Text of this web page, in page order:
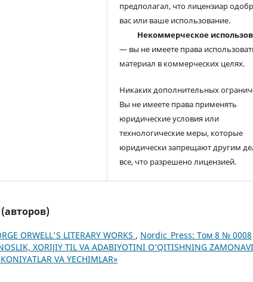
предполагал, что лицензиар
вас или ваше использование.
Некоммерческое
— вы не имеете права
материал в коммерческих целях.
Никаких дополнительных
Вы не имеете права применять
юридические условия или
технологические меры, которые
юридически запрещают другим
все, что разрешено лицензией.
ORWELL'S LITERARY WORKS , Nordic_Press: Том 8 № 0008
XORIJIY TIL VA ADABIYOTINI O‘QITISHNING
VA YECHIMLAR»